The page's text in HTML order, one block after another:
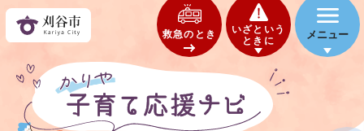
救急のとき
いざという
ときに
メニュー